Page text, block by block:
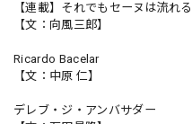
【連載】それでもセーヌは流れ
【文：向風三郎】
Ricardo Bacelar
【文：中原 仁】
デレブ・ジ・アンバサダー